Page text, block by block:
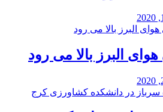
البرز بالا می رود